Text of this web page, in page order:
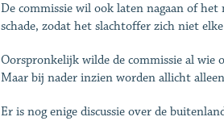
De commissie wil ook laten nagaan of het
schade, zodat het slachtoffer zich niet
Oorspronkelijk wilde de commissie al
Maar bij nader inzien worden allicht
Er is nog enige discussie over de